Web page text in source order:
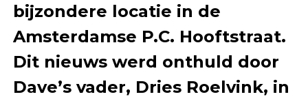
bijzondere locatie in de
Amsterdamse P.C. Hooftstraat.
Dit nieuws werd onthuld door
Dave’s vader, Dries Roelvink, in